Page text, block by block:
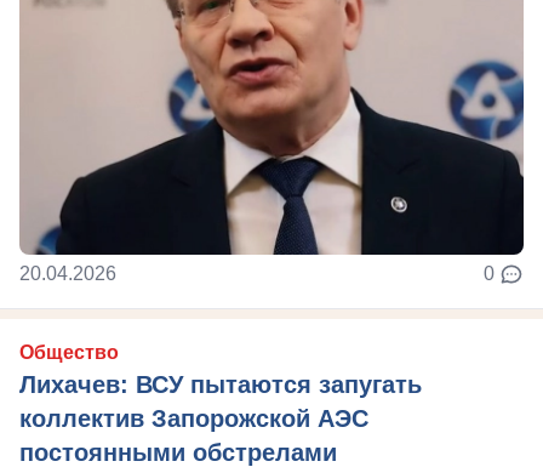
20.04.2026 0
Общество
Лихачев: ВСУ пытаются запугать
коллектив Запорожской АЭС
постоянными обстрелами